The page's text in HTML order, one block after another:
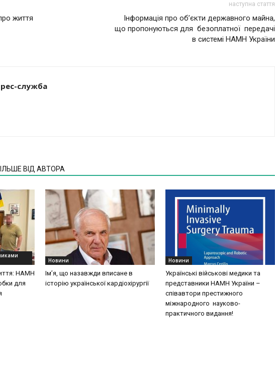
життя
наступна стаття
Інформація про об’єкти державного майна,
що пропонуються для безоплатної передачі
в системі НАМН України
служба
ВІД АВТОРА
НАМН
для
Новини
Ім’я, що назавжди вписане в
історію української кардіохірургії
Новини
Українські військові медики та
представники НАМН України –
співавтори престижного
міжнародного науково-
практичного видання!